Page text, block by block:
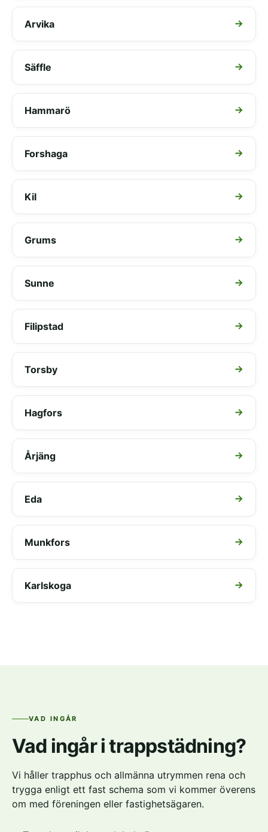
Arvika
Säffle
Hammarö
Forshaga
Kil
Grums
Sunne
Filipstad
Torsby
Hagfors
Årjäng
Eda
Munkfors
Karlskoga
VAD INGÅR
Vad ingår i trappstädning?
Vi håller trapphus och allmänna utrymmen rena och
trygga enligt ett fast schema som vi kommer överens
om med föreningen eller fastighetsägaren.